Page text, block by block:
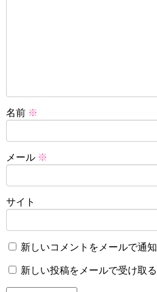
名前 ※
メール ※
サイト
新しいコメントをメールで通知
新しい投稿をメールで受け取る